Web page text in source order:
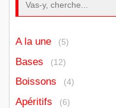
A la une (5)
Bases (12)
Boissons (4)
Apéritifs (6)